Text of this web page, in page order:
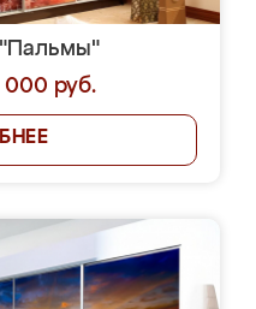
000 руб.